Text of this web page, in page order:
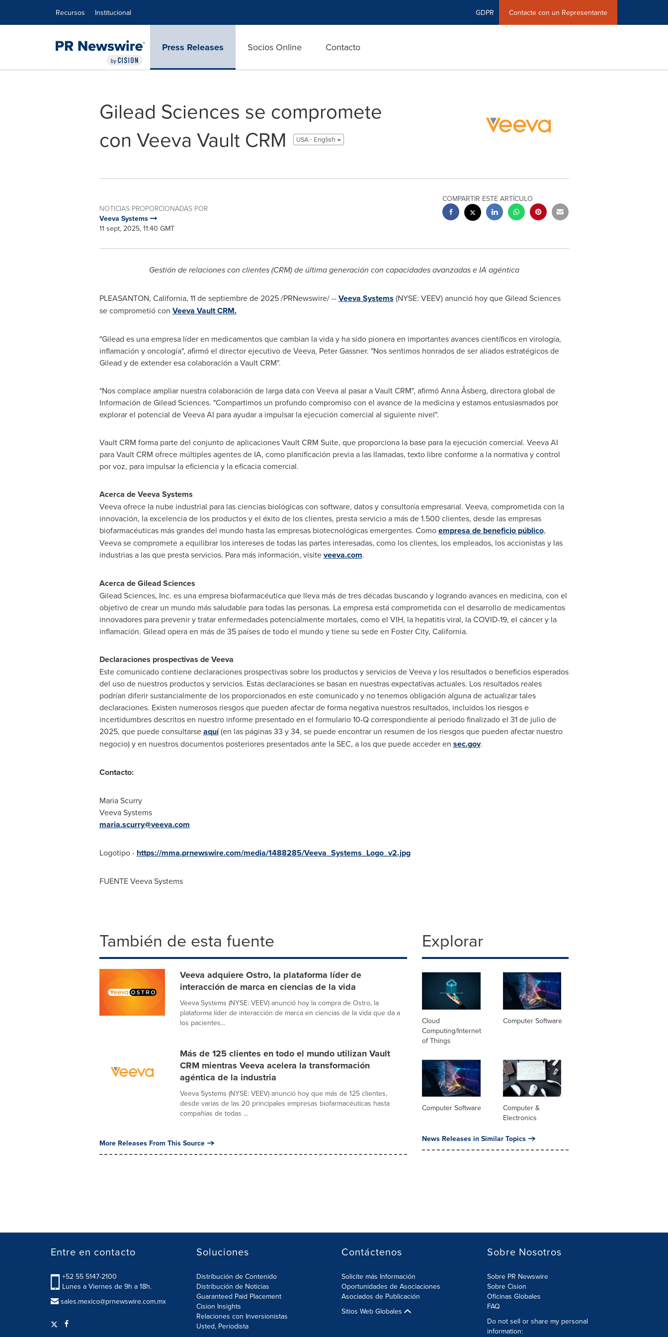
Recursos Institucional GDPR Contacte con un Representante
Press Releases Socios Online Contacto
Gilead Sciences se compromete
con Veeva Vault CRM
USA - English
NOTICIAS PROPORCIONADAS POR
Veeva Systems
11 sept, 2025, 11:40 GMT
COMPARTIR ESTE ARTÍCULO
Gestión de relaciones con clientes (CRM) de última generación con capacidades avanzadas e IA agéntica
PLEASANTON, California, 11 de septiembre de 2025/PRNewswire/ --Veeva Systems (NYSE: VEEV) anunció hoy que Gilead Sciences
se comprometió con Veeva Vault CRM.
"Gilead es una empresa líder en medicamentos que cambian la vida y ha sido pionera en importantes avances científicos en virología,
inflamación y oncología", afirmó el director ejecutivo de Veeva, Peter Gassner. "Nos sentimos honrados de ser aliados estratégicos de
Gilead y de extender esa colaboración a Vault CRM".
"Nos complace ampliar nuestra colaboración de larga data con Veeva al pasar a Vault CRM", afirmó Anna Åsberg, directora global de
Información de Gilead Sciences. "Compartimos un profundo compromiso con el avance de la medicina y estamos entusiasmados por
explorar el potencial de Veeva AI para ayudar a impulsar la ejecución comercial al siguiente nivel".
Vault CRM forma parte del conjunto de aplicaciones Vault CRM Suite, que proporciona la base para la ejecución comercial. Veeva AI
para Vault CRM ofrece múltiples agentes de IA, como planificación previa a las llamadas, texto libre conforme a la normativa y control
por voz, para impulsar la eficiencia y la eficacia comercial.
Acerca de Veeva Systems
Veeva ofrece la nube industrial para las ciencias biológicas con software, datos y consultoría empresarial. Veeva, comprometida con la
innovación, la excelencia de los productos y el éxito de los clientes, presta servicio a más de 1.500 clientes, desde las empresas
biofarmacéuticas más grandes del mundo hasta las empresas biotecnológicas emergentes. Comoempresa de beneficio público,
Veeva se compromete a equilibrar los intereses de todas las partes interesadas, como los clientes, los empleados, los accionistas y las
industrias a las que presta servicios. Para más información, visiteveeva.com.
Acerca de Gilead Sciences
Gilead Sciences, Inc. es una empresa biofarmacéutica que lleva más de tres décadas buscando y logrando avances en medicina, con el
objetivo de crear un mundo más saludable para todas las personas. La empresa está comprometida con el desarrollo de medicamentos
innovadores para prevenir y tratar enfermedades potencialmente mortales, como el VIH, la hepatitis viral, la COVID-19, el cáncer y la
inflamación. Gilead opera en más de 35 países de todo el mundo y tiene su sede en Foster City, California.
Declaraciones prospectivas de Veeva
Este comunicado contiene declaraciones prospectivas sobre los productos y servicios de Veeva y los resultados o beneficios esperados
del uso de nuestros productos y servicios. Estas declaraciones se basan en nuestras expectativas actuales. Los resultados reales
podrían diferir sustancialmente de los proporcionados en este comunicado y no tenemos obligación alguna de actualizar tales
declaraciones. Existen numerosos riesgos que pueden afectar de forma negativa nuestros resultados, incluidos los riesgos e
incertidumbres descritos en nuestro informe presentado en el formulario 10-Q correspondiente al período finalizado el 31 de julio de
2025, que puede consultarseaquí(en las páginas 33 y 34, se puede encontrar un resumen de los riesgos que pueden afectar nuestro
negocio) y en nuestros documentos posteriores presentados ante la SEC, a los que puede acceder en sec.gov.
Contacto:
Maria Scurry
Veeva Systems
maria.scurry@veeva.com
Logotipo - https://mma.prnewswire.com/media/1488285/Veeva_Systems_Logo_v2.jpg
FUENTE Veeva Systems
También de esta fuente
Veeva adquiere Ostro, la plataforma líder de
interacción de marca en ciencias de la vida
Veeva Systems (NYSE: VEEV) anunció hoy la compra de Ostro, la
plataforma líder de interacción de marca en ciencias de la vida que da a
los pacientes...
Más de 125 clientes en todo el mundo utilizan Vault
CRM mientras Veeva acelera la transformación
agéntica de la industria
Veeva Systems (NYSE: VEEV) anunció hoy que más de 125 clientes,
desde varias de las 20 principales empresas biofarmacéuticas hasta
compañías de todas ...
More Releases From This Source
Explorar
Cloud
Computing/Internet
of Things
Computer Software
Computer Software
Computer &
Electronics
News Releases in Similar Topics
Entre en contacto
+52 55 5147-2100
Lunes a Viernes de 9h a 18h.
sales.mexico@prnewswire.com.mx
Soluciones
Distribución de Contenido
Distribución de Noticias
Guaranteed Paid Placement
Cision Insights
Relaciones con Inversionistas
Usted, Periodista
Contáctenos
Solicite más Información
Oportunidades de Asociaciones
Asociados de Publicación
Sitios Web Globales
Sobre Nosotros
Sobre PR Newswire
Sobre Cision
Oficinas Globales
FAQ
Do not sell or share my personal
information: